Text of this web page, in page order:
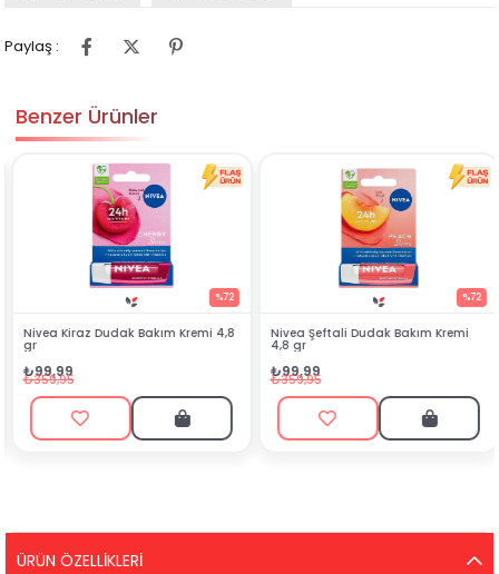
Paylaş :
Benzer Ürünler
%72
Nivea Kiraz Dudak Bakım Kremi 4,8
gr
₺99,99
₺359,95
%72
Nivea Şeftali Dudak Bakım Kremi
4,8 gr
₺99,99
₺359,95
ÜRÜN ÖZELLIKLERI